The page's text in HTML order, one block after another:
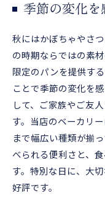
季節の変化
秋にはかぼちゃやさ
の時期ならではの素
限定のパンを提供す
ことで季節の変化を
して、ご家族やご友
す。当店のベーカリ
まで幅広い種類が揃
べられる便利さと、
す。特別な日に、大
好評です。